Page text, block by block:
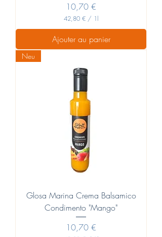
Prix
10,70 €
42,80 € / 1l
,
8
€
a
L
i
t
r
e
Ajouter au panier
Neu
Glosa Marina Crema Balsamico
Condimento "Mango"
Prix
10,70 €